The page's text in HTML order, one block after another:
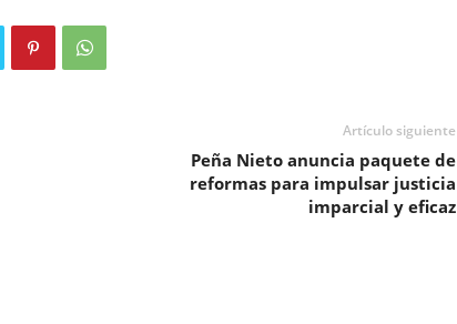
Artículo siguiente
Peña Nieto anuncia paquete de
reformas para impulsar justicia
imparcial y eficaz